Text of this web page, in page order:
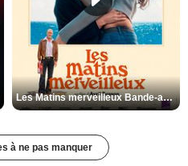
Les Matins merveilleux Bande-annonce VF
à ne pas manquer